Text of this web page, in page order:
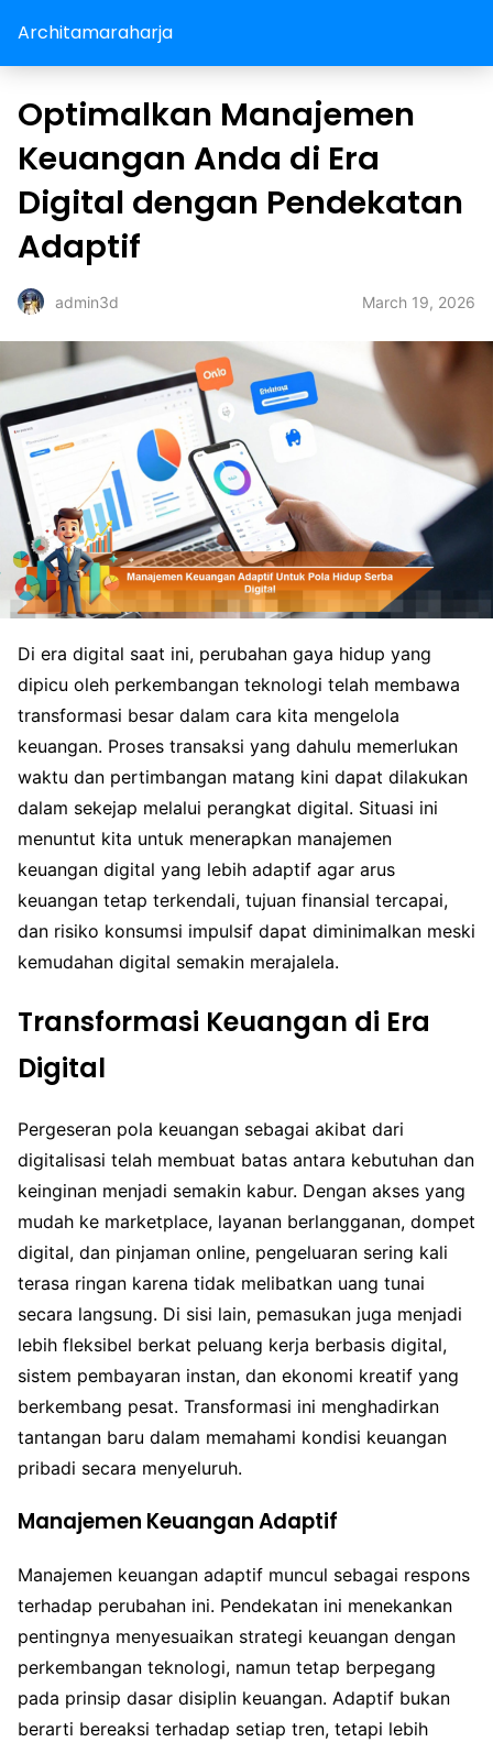
Architamaraharja
Optimalkan Manajemen
Keuangan Anda di Era
Digital dengan Pendekatan
Adaptif
admin3d March 19, 2026
Di era digital saat ini, perubahan gaya hidup yang
dipicu oleh perkembangan teknologi telah membawa
transformasi besar dalam cara kita mengelola
keuangan. Proses transaksi yang dahulu memerlukan
waktu dan pertimbangan matang kini dapat dilakukan
dalam sekejap melalui perangkat digital. Situasi ini
menuntut kita untuk menerapkan manajemen
keuangan digital yang lebih adaptif agar arus
keuangan tetap terkendali, tujuan finansial tercapai,
dan risiko konsumsi impulsif dapat diminimalkan meski
kemudahan digital semakin merajalela.
Transformasi Keuangan di Era
Digital
Pergeseran pola keuangan sebagai akibat dari
digitalisasi telah membuat batas antara kebutuhan dan
keinginan menjadi semakin kabur. Dengan akses yang
mudah ke marketplace, layanan berlangganan, dompet
digital, dan pinjaman online, pengeluaran sering kali
terasa ringan karena tidak melibatkan uang tunai
secara langsung. Di sisi lain, pemasukan juga menjadi
lebih fleksibel berkat peluang kerja berbasis digital,
sistem pembayaran instan, dan ekonomi kreatif yang
berkembang pesat. Transformasi ini menghadirkan
tantangan baru dalam memahami kondisi keuangan
pribadi secara menyeluruh.
Manajemen Keuangan Adaptif
Manajemen keuangan adaptif muncul sebagai respons
terhadap perubahan ini. Pendekatan ini menekankan
pentingnya menyesuaikan strategi keuangan dengan
perkembangan teknologi, namun tetap berpegang
pada prinsip dasar disiplin keuangan. Adaptif bukan
berarti bereaksi terhadap setiap tren, tetapi lebih